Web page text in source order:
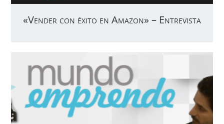
«Vender con éxito en Amazon» – Entrevista